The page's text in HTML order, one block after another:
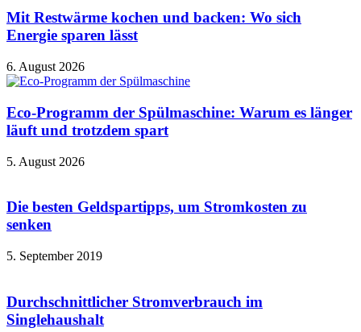
Mit Restwärme kochen und backen: Wo sich
Energie sparen lässt
6. August 2026
Eco-Programm der Spülmaschine: Warum es länger
läuft und trotzdem spart
5. August 2026
Die besten Geldspartipps, um Stromkosten zu
senken
5. September 2019
Durchschnittlicher Stromverbrauch im
Singlehaushalt